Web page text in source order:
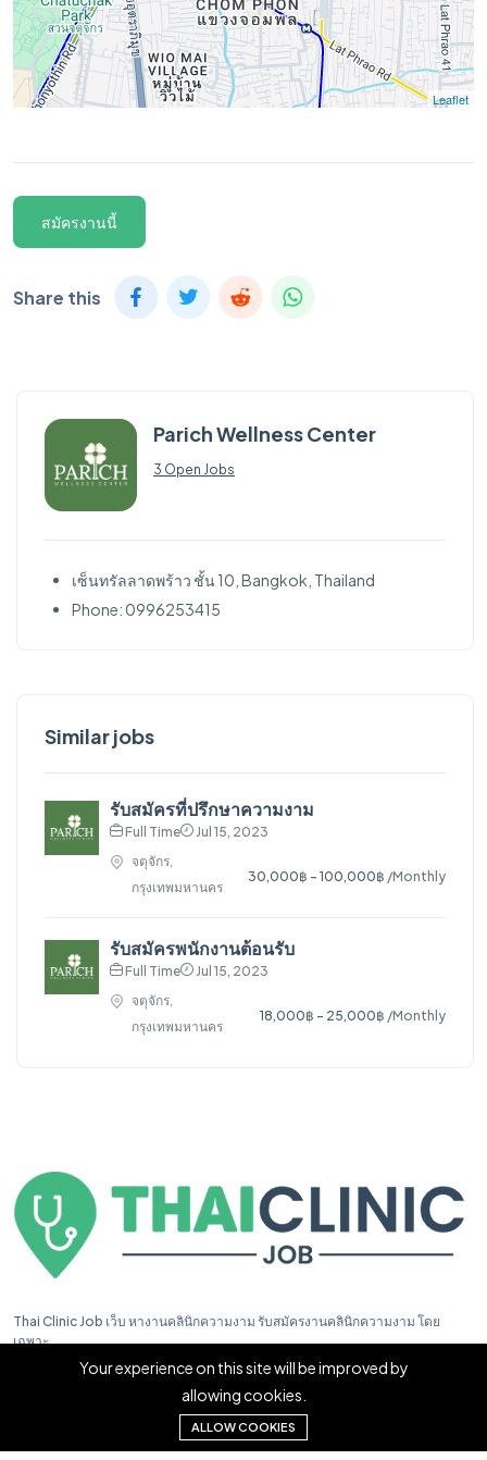
Leaflet
สมัครงานนี้
Share this
Parich Wellness Center
3 Open Jobs
เซ็นทรัลลาดพร้าว ชั้น 10, Bangkok, Thailand
Phone: 0996253415
Similar jobs
รับสมัครที่ปรึกษาความงาม
Full Time
Jul 15, 2023
จตุจักร,
กรุงเทพมหานคร
30,000฿ - 100,000฿ /Monthly
รับสมัครพนักงานต้อนรับ
Full Time
Jul 15, 2023
จตุจักร,
กรุงเทพมหานคร
18,000฿ - 25,000฿ /Monthly
Thai Clinic Job เว็บ หางานคลินิกความงาม รับสมัครงานคลินิกความงาม โดย
เฉพาะ
Your experience on this site will be improved by
allowing cookies.
ALLOW COOKIES